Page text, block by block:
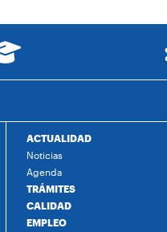
ACTUALIDAD
Noticias
Agenda
TRÁMITES
CALIDAD
EMPLEO